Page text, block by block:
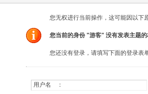
您无权进行当前操作，这可能因以下
您当前的身份 "游客" 没有发表主题
您还没有登录，请填写下面的登录表
用户名 ：